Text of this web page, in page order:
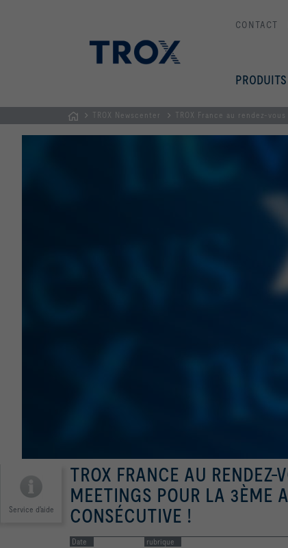
CONTACT
PRODUITS
TROX Newscenter TROX France au rendez-
Service d'aide
TROX FRANCE AU RENDEZ-
MEETINGS POUR LA 3ÈME
CONSÉCUTIVE !
Date
rubrique